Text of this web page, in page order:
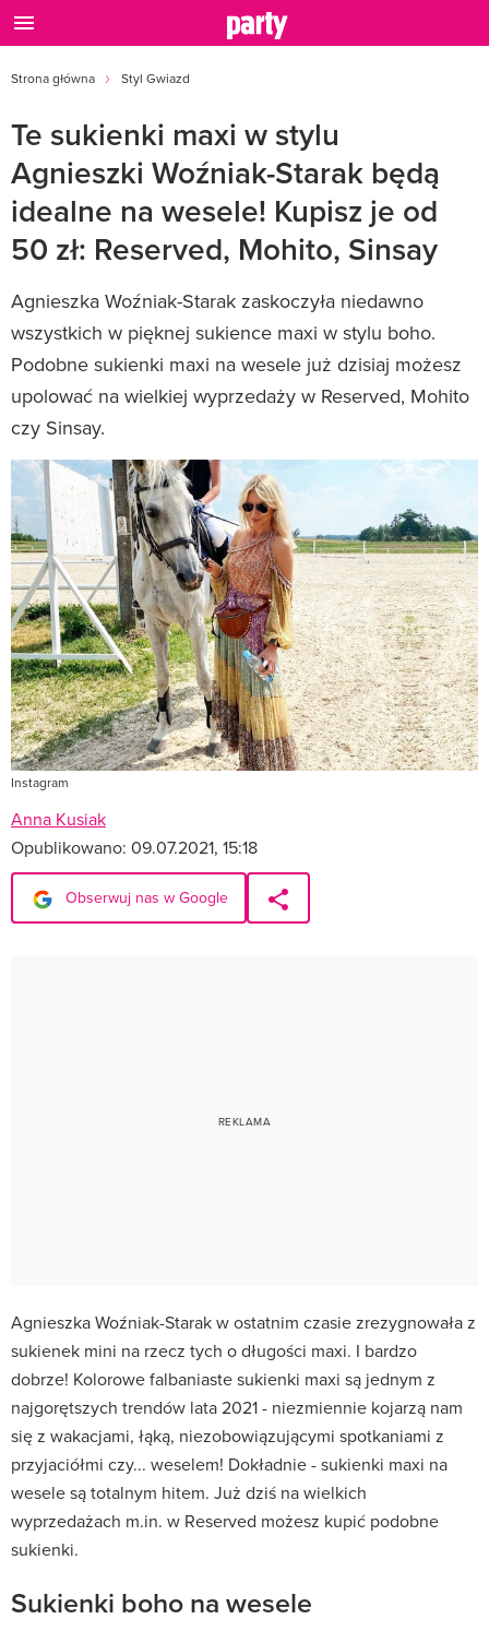
Strona główna Styl Gwiazd
Te sukienki maxi w stylu
Agnieszki Woźniak-Starak będą
idealne na wesele! Kupisz je od
50 zł: Reserved, Mohito, Sinsay
Agnieszka Woźniak-Starak zaskoczyła niedawno
wszystkich w pięknej sukience maxi w stylu boho.
Podobne sukienki maxi na wesele już dzisiaj możesz
upolować na wielkiej wyprzedaży w Reserved, Mohito
czy Sinsay.
Instagram
Anna Kusiak
Opublikowano: 09.07.2021, 15:18
Obserwuj nas w Google
Agnieszka Woźniak-Starak w ostatnim czasie zrezygnowała z
sukienek mini na rzecz tych o długości maxi. I bardzo
dobrze! Kolorowe falbaniaste sukienki maxi są jednym z
najgorętszych trendów lata 2021 - niezmiennie kojarzą nam
się z wakacjami, łąką, niezobowiązującymi spotkaniami z
przyjaciółmi czy... weselem! Dokładnie - sukienki maxi na
wesele są totalnym hitem. Już dziś na wielkich
wyprzedażach m.in. w Reserved możesz kupić podobne
sukienki.
Sukienki boho na wesele